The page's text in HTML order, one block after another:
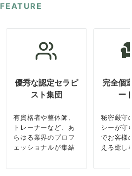
FEATURE
優秀な認定セラピ
スト集団
有資格者や整体師、
トレーナーなど、あ
らゆる業界のプロフ
ェッショナルが集結
完全個
ー
秘密厳守
シーが守
でお客様
える癒し